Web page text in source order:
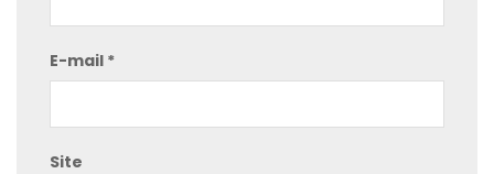
E-mail *
Site